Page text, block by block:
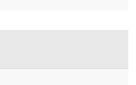
らではの上質な肌触り
ずご利用いただけま